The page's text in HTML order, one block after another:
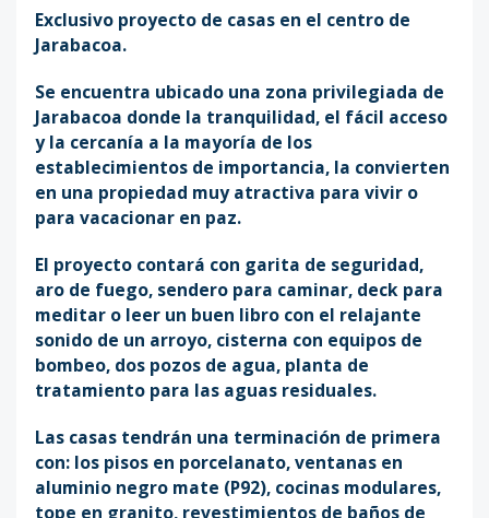
Exclusivo proyecto de casas en el centro de
Jarabacoa.
Se encuentra ubicado una zona privilegiada de
Jarabacoa donde la tranquilidad, el fácil acceso
y la cercanía a la mayoría de los
establecimientos de importancia, la convierten
en una propiedad muy atractiva para vivir o
para vacacionar en paz.
El proyecto contará con garita de seguridad,
aro de fuego, sendero para caminar, deck para
meditar o leer un buen libro con el relajante
sonido de un arroyo, cisterna con equipos de
bombeo, dos pozos de agua, planta de
tratamiento para las aguas residuales.
Las casas tendrán una terminación de primera
con: los pisos en porcelanato, ventanas en
aluminio negro mate (P92), cocinas modulares,
tope en granito, revestimientos de baños de